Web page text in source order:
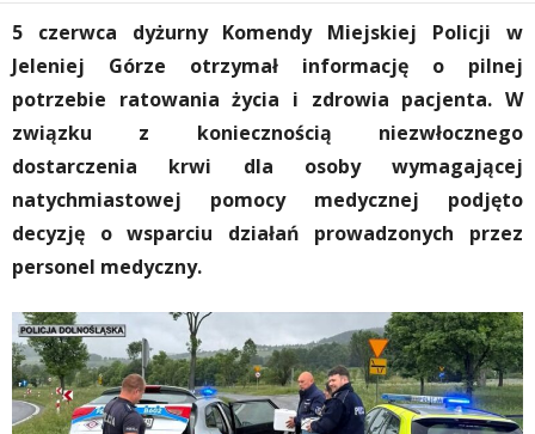
5 czerwca dyżurny Komendy Miejskiej Policji w
Jeleniej Górze otrzymał informację o pilnej
potrzebie ratowania życia i zdrowia pacjenta. W
związku z koniecznością niezwłocznego
dostarczenia krwi dla osoby wymagającej
natychmiastowej pomocy medycznej podjęto
decyzję o wsparciu działań prowadzonych przez
personel medyczny.